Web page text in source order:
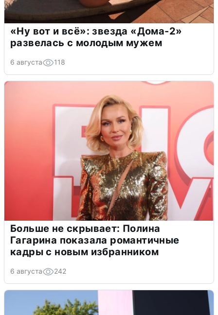
«Ну вот и всё»: звезда «Дома-2»
развелась с молодым мужем
6 августа 118
Больше не скрывает: Полина
Гагарина показала романтичные
кадры с новым избранником
6 августа 242